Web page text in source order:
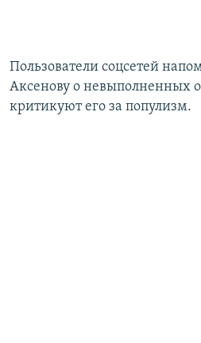
Пользователи соцсетей
Аксенову о невыполненных
критикуют его за популизм.